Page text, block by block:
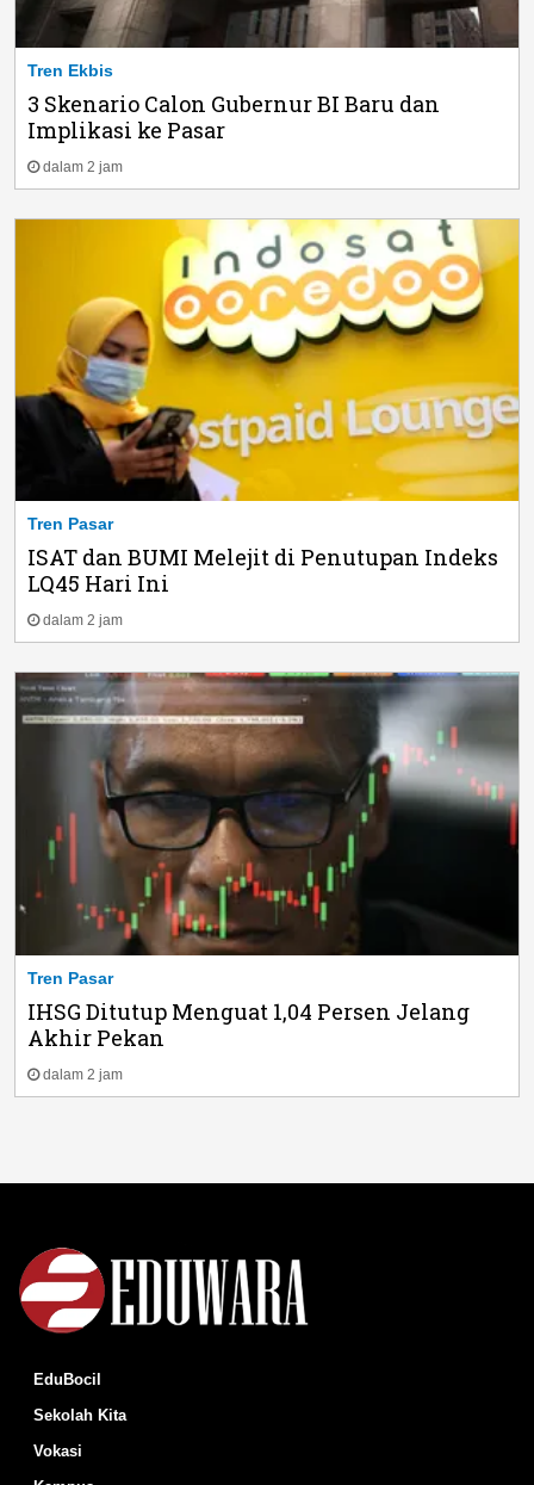
Tren Ekbis
3 Skenario Calon Gubernur BI Baru dan
Implikasi ke Pasar
dalam 2 jam
Tren Pasar
ISAT dan BUMI Melejit di Penutupan Indeks
LQ45 Hari Ini
dalam 2 jam
Tren Pasar
IHSG Ditutup Menguat 1,04 Persen Jelang
Akhir Pekan
dalam 2 jam
EduBocil
Sekolah Kita
Vokasi